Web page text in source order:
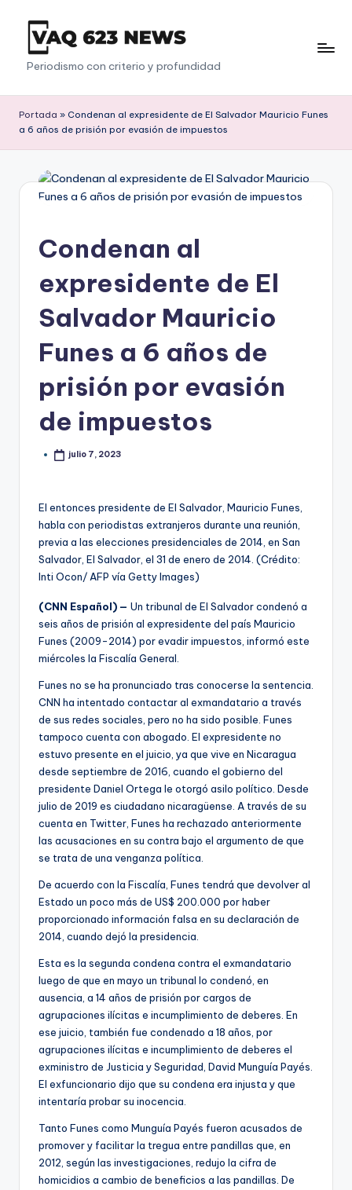
Saltar
contenido
V
a
q
6
3
Periodismo con criterio y profundidad
Portada » Condenan al expresidente de El Salvador Mauricio Funes
a 6 años de prisión por evasión de impuestos
Condenan al
expresidente de El
Salvador Mauricio
Funes a 6 años de
prisión por evasión
de impuestos
julio 7, 2023
El entonces presidente de El Salvador, Mauricio Funes,
habla con periodistas extranjeros durante una reunión,
previa a las elecciones presidenciales de 2014, en San
Salvador, El Salvador, el 31 de enero de 2014. (Crédito:
Inti Ocon/ AFP vía Getty Images)
(CNN Español) — Un tribunal de El Salvador condenó a
seis años de prisión al expresidente del país Mauricio
Funes (2009-2014) por evadir impuestos, informó este
miércoles la Fiscalía General.
Funes no se ha pronunciado tras conocerse la sentencia.
CNN ha intentado contactar al exmandatario a través
de sus redes sociales, pero no ha sido posible. Funes
tampoco cuenta con abogado. El expresidente no
estuvo presente en el juicio, ya que vive en Nicaragua
desde septiembre de 2016, cuando el gobierno del
presidente Daniel Ortega le otorgó asilo político. Desde
julio de 2019 es ciudadano nicaragüense. A través de su
cuenta en Twitter, Funes ha rechazado anteriormente
las acusaciones en su contra bajo el argumento de que
se trata de una venganza política.
De acuerdo con la Fiscalía, Funes tendrá que devolver al
Estado un poco más de US$ 200.000 por haber
proporcionado información falsa en su declaración de
2014, cuando dejó la presidencia.
Esta es la segunda condena contra el exmandatario
luego de que en mayo un tribunal lo condenó, en
ausencia, a 14 años de prisión por cargos de
agrupaciones ilícitas e incumplimiento de deberes. En
ese juicio, también fue condenado a 18 años, por
agrupaciones ilícitas e incumplimiento de deberes el
exministro de Justicia y Seguridad, David Munguía Payés.
El exfuncionario dijo que su condena era injusta y que
intentaría probar su inocencia.
Tanto Funes como Munguía Payés fueron acusados de
promover y facilitar la tregua entre pandillas que, en
2012, según las investigaciones, redujo la cifra de
homicidios a cambio de beneficios a las pandillas. De